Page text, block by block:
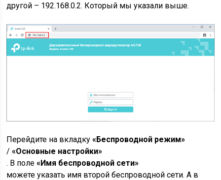
другой – 192.168.0.2. Который мы указали выше.
Перейдите на вкладку«Беспроводной режим»
/«Основные настройки»
. В поле«Имя беспроводной сети»
можете указать имя второй беспроводной сети. А в